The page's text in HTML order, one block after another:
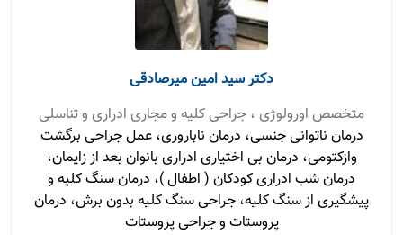
دکتر سید امین میرصادقی
متخصص اورولوژی ، جراحی کلیه و مجاری ادراری و تناسلی
درمان ناتوانی جنسی، درمان ناباروری، عمل جراحی برگشت
وازکتومی، درمان بی اختیاری ادراری بانوان بعد از زایمان،
درمان شب ادراری کودکان ( اطفال )، درمان سنگ کلیه و
پیشگیری از سنگ کلیه، جراحی سنگ کلیه بدون برش، درمان
پروستات و جراحی پروستات